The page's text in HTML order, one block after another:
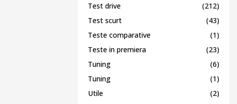
Test drive
(212)
Test scurt
(43)
Teste comparative
(1)
Teste in premiera
(23)
Tuning
(6)
Tuning
(1)
Utile
(2)